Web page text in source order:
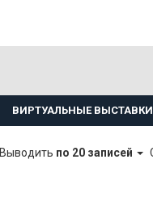
ВИРТУАЛЬНЫЕ ВЫСТАВКИ
Выводить по 20 записей